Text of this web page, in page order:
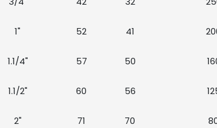
1" 52 41
1.1/4" 57 50
1.1/2" 60 56
2" 71 70